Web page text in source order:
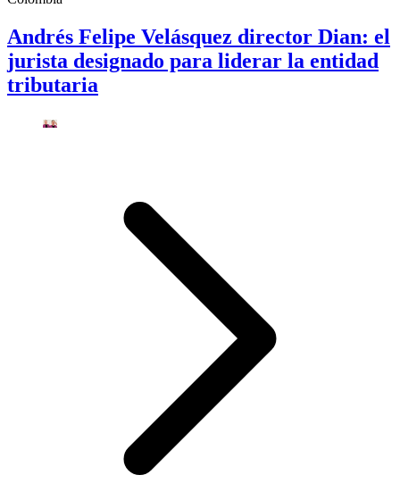
Andrés Felipe Velásquez director Dian: el
jurista designado para liderar la entidad
tributaria